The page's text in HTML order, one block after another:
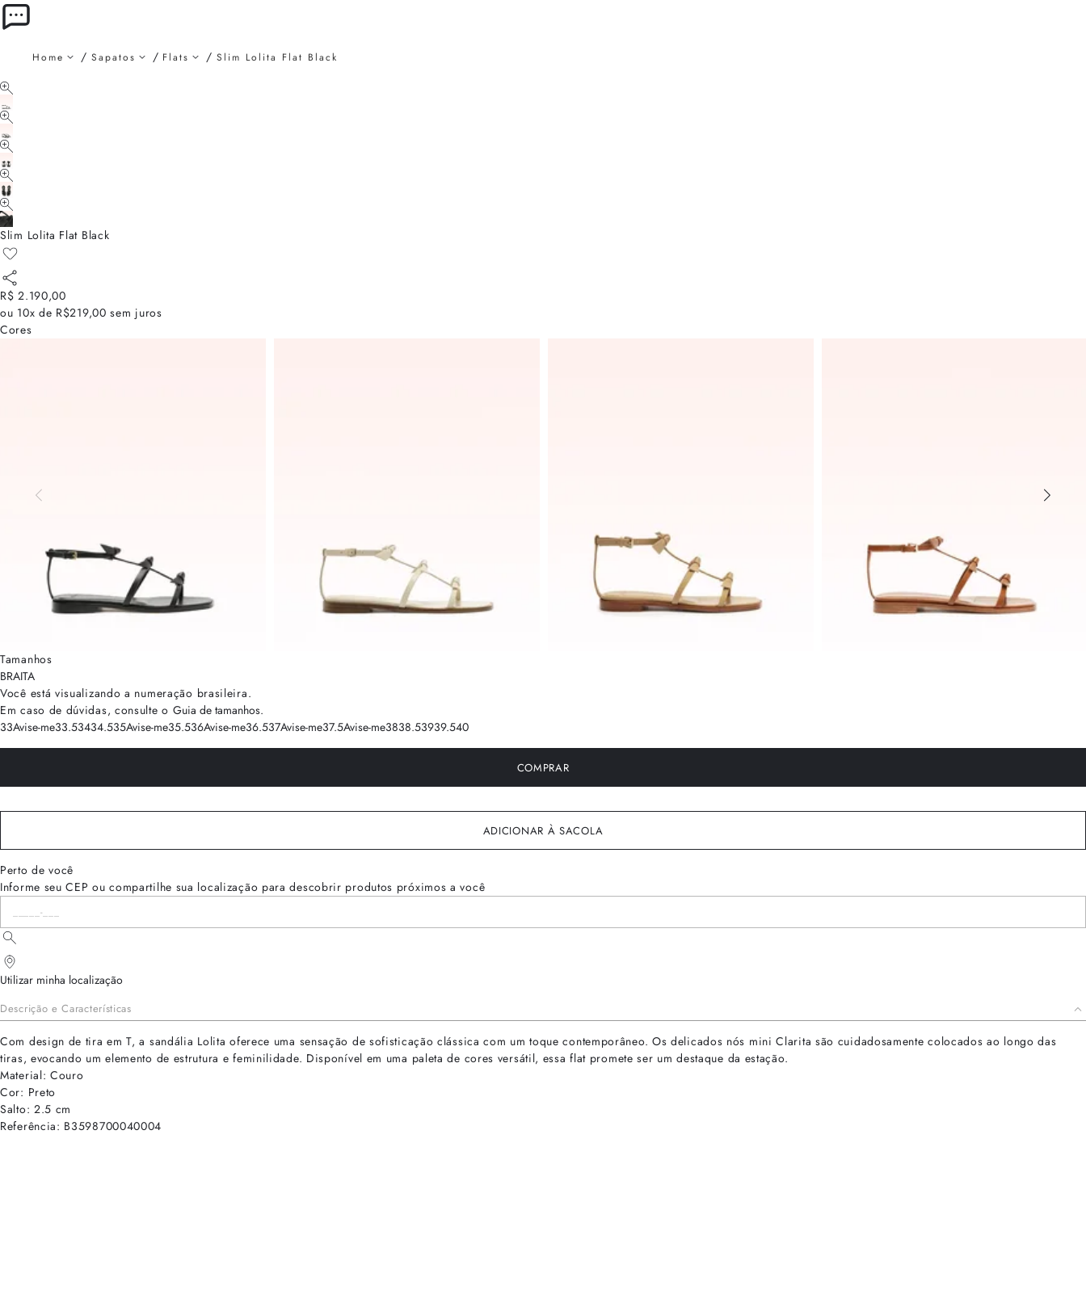
Home Sapatos Flats Slim Lolita Flat Black
Slim Lolita Flat Black
R$ 2.190,00
ou 10x de R$219,00 sem juros
Cores
Tamanhos
BRAITA
Você está visualizando a numeração brasileira.
Em caso de dúvidas, consulte o Guia de tamanhos.
33Avise-me33.53434.535Avise-me35.536Avise-me36.537Avise-me37.5Avise-me3838.53939.540
COMPRAR
ADICIONAR À SACOLA
Perto de você
Informe seu CEP ou compartilhe sua localização para descobrir produtos próximos a você
Utilizar minha localização
Descrição e Características
Com design de tira em T, a sandália Lolita oferece uma sensação de sofisticação clássica com um toque contemporâneo. Os delicados nós mini Clarita são cuidadosamente colocados ao longo das
tiras, evocando um elemento de estrutura e feminilidade. Disponível em uma paleta de cores versátil, essa flat promete ser um destaque da estação.
Material: Couro
Cor: Preto
Salto: 2.5 cm
Referência: B3598700040004